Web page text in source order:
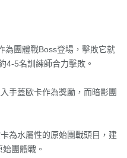
為團體戰Boss登場，擊敗它就
4-5名訓練師合力擊敗。
手蓋歐卡作為獎勵，而暗影團
為水屬性的原始團戰頭目，建
團體戰。